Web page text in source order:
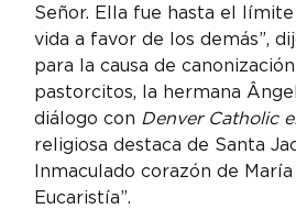
Señor. Ella fue hasta el
vida a favor de los demás”,
para la causa de
pastorcitos, la hermana
diálogo con Denver Catholic
religiosa destaca de Santa
Inmaculado corazón de María
Eucaristía”.